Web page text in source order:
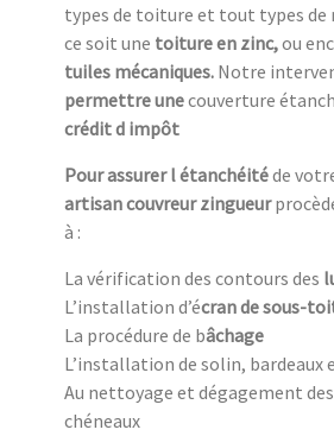
types de toiture et tout types de
ce soit une toiture en zinc,ou
tuiles mécaniques. Notre
permettre unecouverture
crédit d impôt
Pour assurer l étanchéitéde
artisan couvreur zingueur
à :
La vérification des contours des
L’installation d’écran de sous-
La procédure de bâchage
L’installation de solin, bardeaux
Au nettoyage et dégagement
chéneaux